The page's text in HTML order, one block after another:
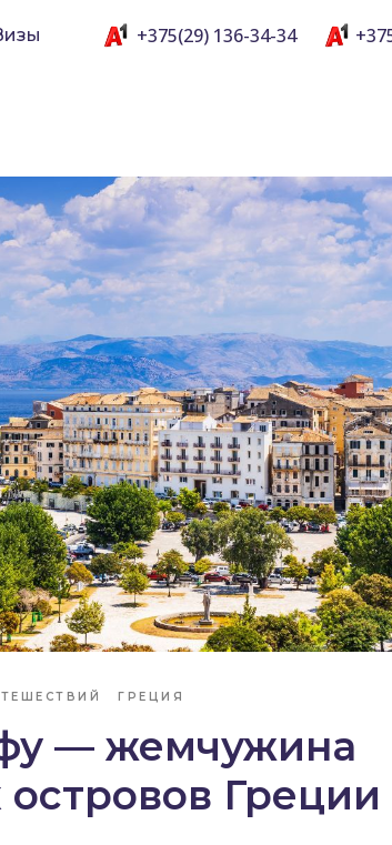
+375(29) 136-34-34
ГРЕЦИЯ
— жемчужина
Греции